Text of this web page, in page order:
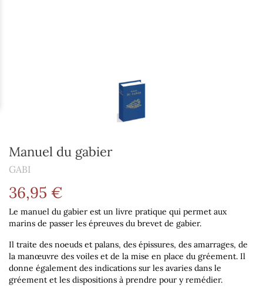
Manuel du gabier
GABI
36,95 €
Le manuel du gabier est un livre pratique qui permet aux
marins de passer les épreuves du brevet de gabier.
Il traite des noeuds et palans, des épissures, des amarrages, de
la manœuvre des voiles et de la mise en place du gréement. Il
donne également des indications sur les avaries dans le
gréement et les dispositions à prendre pour y remédier.